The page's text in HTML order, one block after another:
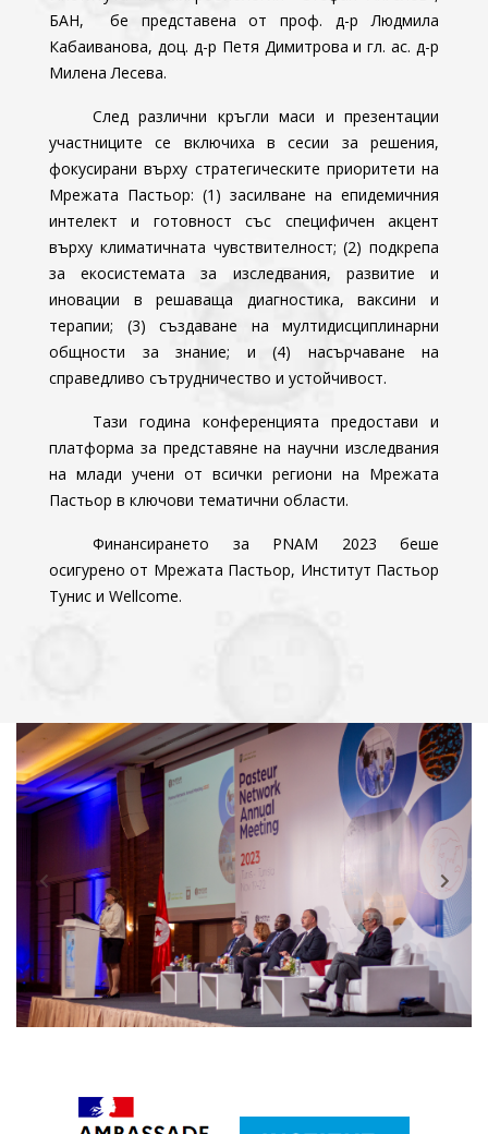
БАН, бе представена от проф. д-р Людмила
Кабаиванова, доц. д-р Петя Димитрова и гл. ас. д-р
Милена Лесева.
След различни кръгли маси и презентации
участниците се включиха в сесии за решения,
фокусирани върху стратегическите приоритети на
Мрежата Пастьор: (1) засилване на епидемичния
интелект и готовност със специфичен акцент
върху климатичната чувствителност; (2) подкрепа
за екосистемата за изследвания, развитие и
иновации в решаваща диагностика, ваксини и
терапии; (3) създаване на мултидисциплинарни
общности за знание; и (4) насърчаване на
справедливо сътрудничество и устойчивост.
Тази година конференцията предостави и
платформа за представяне на научни изследвания
на млади учени от всички региони на Мрежата
Пастьор в ключови тематични области.
Финансирането за PNAM 2023 беше
осигурено от Мрежата Пастьор, Институт Пастьор
Тунис и Wellcome.